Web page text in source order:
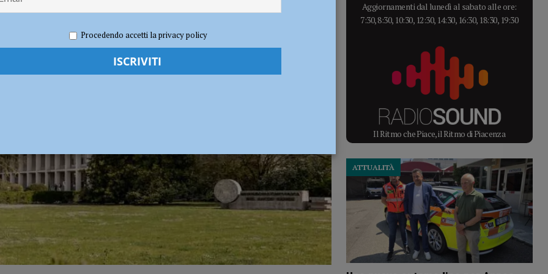
al Fiorenzuola CALCIO
Aggiornamenti dal lunedì al sabato alle ore:
7:30, 8:30, 10:30, 12:30, 14:30, 16:30, 18:30, 19:30
Il Ritmo che Piace, il Ritmo di Piacenza
ATTUALITÀ
Procedendo accetti la privacy policy